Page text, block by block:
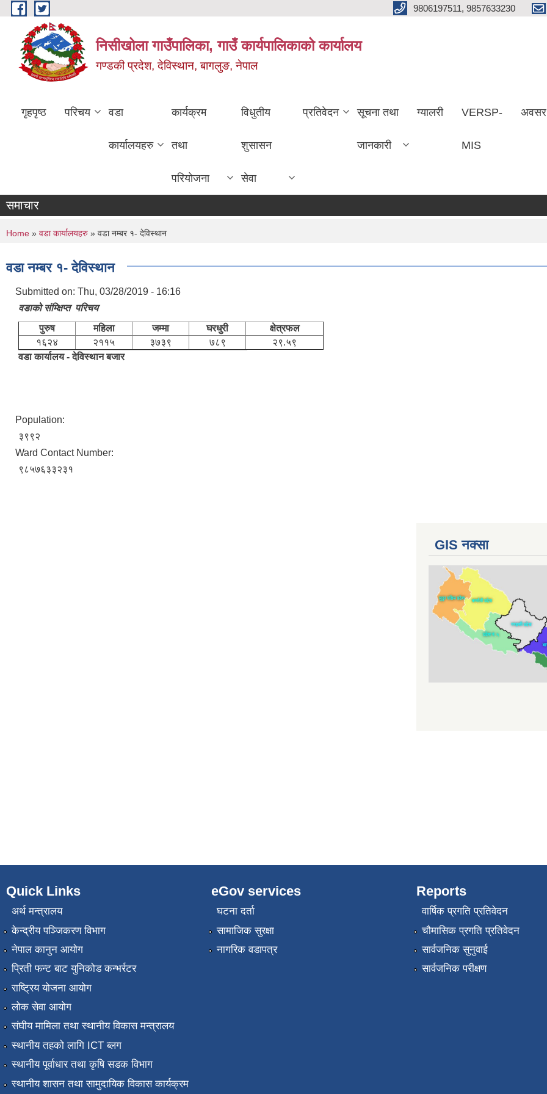
Skip to main content 9806197511, 9857633230
निसीखोला गाउँपालिका, गाउँ कार्यपालिकाको कार्यालय
गण्डकी प्रदेश, देविस्थान, बागलुङ, नेपाल
गृहपृष्ठ परिचय वडा
कार्यालयहरु
कार्यक्रम
तथा
परियोजना
विधुतीय
शुसासन
सेवा
प्रतिवेदन सूचना तथा
जानकारी
ग्यालरी VERSP-
MIS
अवसर
समाचार
You are here
Home » वडा कार्यालयहरु » वडा नम्बर १- देविस्थान
वडा नम्बर १- देविस्थान
Submitted on: Thu, 03/28/2019 - 16:16
वडाको संम्क्षिप्त परिचय
पुरुष
महिला जम्मा घरधुरी
क्षेत्रफल
१६२४
२११५ ३७३९ ७८९
२९.५९
वडा कार्यालय - देविस्थान बजार
Population:
३९९२
Ward Contact Number:
९८५७६३३२३१
GIS नक्सा
Quick Links
अर्थ मन्त्रालय
केन्द्रीय पञ्जिकरण विभाग
नेपाल कानुन आयोग
प्रिती फन्ट बाट युनिकोड कन्भर्रटर
राष्ट्रिय योजना आयोग
लोक सेवा आयोग
संघीय मामिला तथा स्थानीय विकास मन्त्रालय
स्थानीय तहको लागि ICT ब्लग
स्थानीय पूर्वाधार तथा कृषि सडक विभाग
स्थानीय शासन तथा सामुदायिक विकास कार्यक्रम
eGov services
घटना दर्ता
सामाजिक सुरक्षा
नागरिक वडापत्र
Reports
वार्षिक प्रगति प्रतिवेदन
चौमासिक प्रगति प्रतिवेदन
सार्वजनिक सुनुवाई
सार्वजनिक परीक्षण